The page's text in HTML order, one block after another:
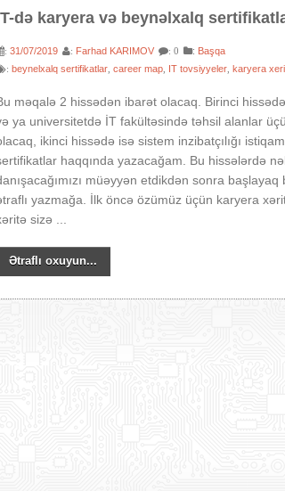
də karyera və beynəlxalq
:31/07/2019 : Farhad KARIMOV : 0 : Başqa
: beynelxalq sertifikatlar ,career map IT tovsiyyeler karyera
məqalə 2 hissədən ibarət olacaq. Birinci
ya universitetdə İT fakültəsində təhsil alanlar
ikinci hissədə isə sistem inzibatçılığı
haqqında yazacağam. Bu hissələrdə
müəyyən etdikdən sonra
yazmağa. İlk öncə özümüz üçün karyera
sizə ...
Ətraflı oxuyun...